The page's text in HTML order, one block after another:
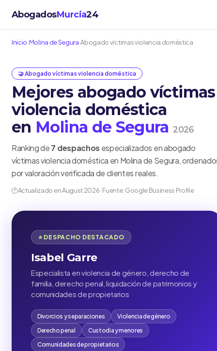
AbogadosMurcia24
Inicio›Molina de Segura›Abogado víctimas violencia doméstica
🤝 Abogado víctimas violencia doméstica
Mejores abogado víctimas
violencia doméstica
en Molina de Segura 2026
Ranking de7 despachos especializados en abogado
víctimas violencia doméstica en Molina de Segura,
por valoración verificada de clientes reales.
🕐Actualizado en August 2026 · Fuente: Google Business Profile
⭐ DESPACHO DESTACADO
Isabel Garre
Especialista en violencia de género, derecho de
familia, derecho penal, liquidación de patrimonios y
comunidades de propietarios
Divorcios y separaciones
Violencia de género
Derecho penal
Custodia y menores
Comunidades de propietarios